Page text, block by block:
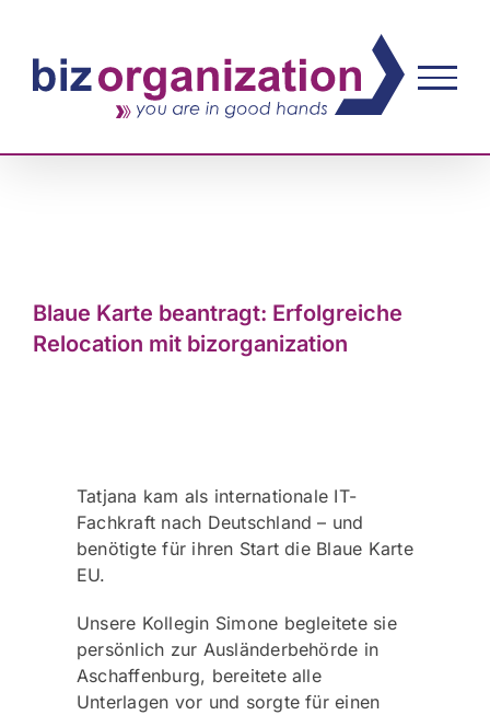
springen
grösseres
Bild
Blaue Karte beantragt: Erfolgreiche
Relocation mit bizorganization
Tatjana kam als internationale IT-
Fachkraft nach Deutschland – und
benötigte für ihren Start die Blaue Karte
EU.
Unsere Kollegin Simone begleitete sie
persönlich zur Ausländerbehörde in
Aschaffenburg, bereitete alle
Unterlagen vor und sorgte für einen